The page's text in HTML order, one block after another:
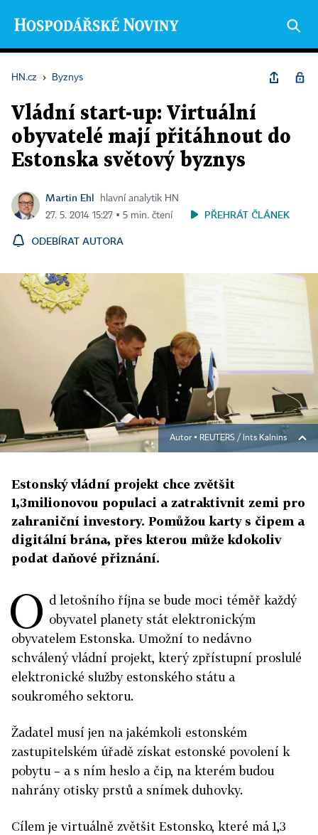
HN.cz › Byznys
Vládní start-up: Virtuální
obyvatelé mají přitáhnout do
Estonska světový byznys
Martin Ehl
hlavní analytik HN
27. 5. 2014 15:27 ▪ 5 min. čtení
PŘEHRÁT ČLÁNEK
ODEBÍRAT AUTORA
Autor ▪ REUTERS / Ints Kalnins
Estonský vládní projekt chce zvětšit
1,3milionovou populaci a zatraktivnit zemi pro
zahraniční investory. Pomůžou karty s čipem a
digitální brána, přes kterou může kdokoliv
podat daňové přiznání.
O d letošního října se bude moci téměř každý
obyvatel planety stát elektronickým
obyvatelem Estonska. Umožní to nedávno
schválený vládní projekt, který zpřístupní proslulé
elektronické služby estonského státu a
soukromého sektoru.
Žadatel musí jen na jakémkoli estonském
zastupitelském úřadě získat estonské povolení k
pobytu – a s ním heslo a čip, na kterém budou
nahrány otisky prstů a snímek duhovky.
Cílem je virtuálně zvětšit Estonsko, které má 1,3